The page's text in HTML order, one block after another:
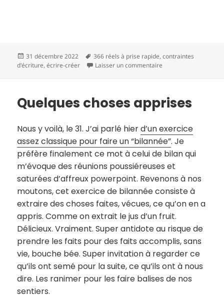
Publié
le
31 décembre 2022
Mots-
clés
366 réels à prise rapide,contraintes
d'écriture,écrire-créer Laisser un commentaire
Quelques choses apprises
Nous y voilà, le 31. J’ai parlé hierd’un exercice
assez classique pour faire un “bilannée”. Je
préfère finalement ce mot à celui de bilan qui
m’évoque des réunions poussiéreuses et
saturées d’affreux powerpoint. Revenons à nos
moutons, cet exercice de bilannée consiste à
extraire des choses faites, vécues, ce qu’on en a
appris. Comme on extrait le jus d’un fruit.
Délicieux. Vraiment. Super antidote au risque de
prendre les faits pour des faits accomplis, sans
vie, bouche bée. Super invitation à regarder ce
qu’ils ont semé pour la suite, ce qu’ils ont à nous
dire. Les ranimer pour les faire balises de nos
sentiers.